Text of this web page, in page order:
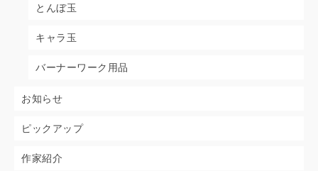
とんぼ玉
キャラ玉
バーナーワーク用品
お知らせ
ピックアップ
作家紹介